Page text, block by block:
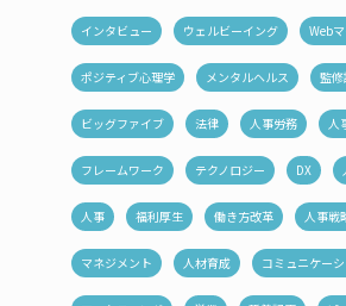
インタビュー ウェルビーイング Web
ポジティブ心理学 メンタルヘルス 監
ビッグファイブ 法律 人事労務 人
フレームワーク テクノロジー DX
人事 福利厚生 働き方改革 人事戦
マネジメント 人材育成 コミュニケー